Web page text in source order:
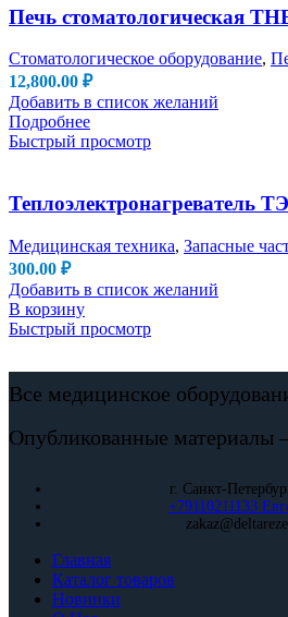
Печь стоматологическая
Стоматологическое оборудование,
12,800.00 ₽
Добавить в список желаний
Подробнее
Быстрый просмотр
Теплоэлектронагреватель
Медицинская техника, Запасные
300.00 ₽
Добавить в список желаний
В корзину
Быстрый просмотр
Все медицинское
Опубликованные материалы
г. Санкт-
+79110211133
Главная
Каталог товаров
Новинки